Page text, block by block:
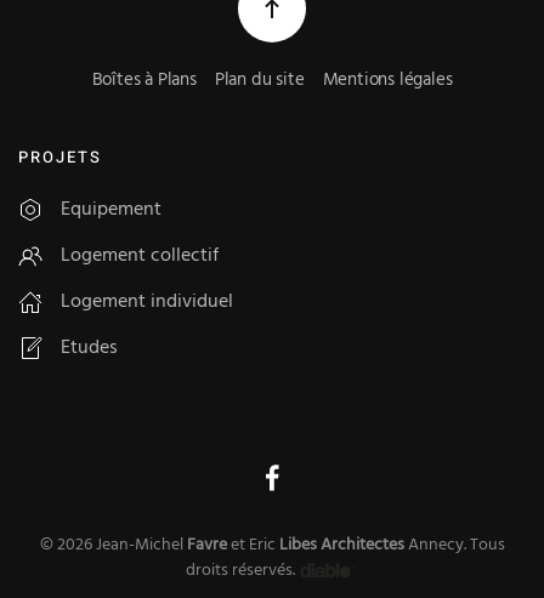
Boîtes à Plans Plan du site Mentions légales
PROJETS
Equipement
Logement collectif
Logement individuel
Etudes
©2026Jean-Michel Favreet Eric LibesArchitectesAnnecy. Tous
droits réservés.